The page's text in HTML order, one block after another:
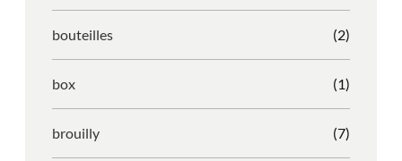
bouteilles (2)
box (1)
brouilly (7)